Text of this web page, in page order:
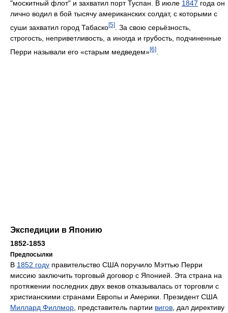
"москитный флот" и захватил порт Туспан. В июле 1847 года он
лично водил в бой тысячу американских солдат, с которыми с
суши захватил город Табаско[5]
. За свою серьёзность,
строгость, неприветливость, а иногда и грубость, подчиненные
Перри называли его «старым медведем»[6]
Экспедиции в Японию
1852-1853
Предпосылки
В 1852 году правительство США поручило Мэттью Перри
миссию заключить торговый договор с Японией. Эта страна на
протяжении последних двух веков отказывалась от торговли с
христианскими странами Европы и Америки. Президент США
Миллард Филлмор, представитель партии вигов, дал директиву